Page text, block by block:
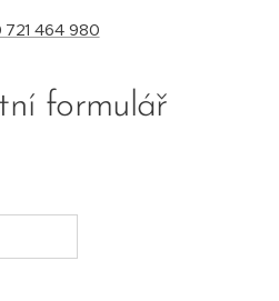
721 464 980
formulář